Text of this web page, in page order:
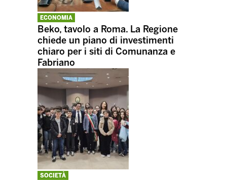
ECONOMIA
Beko, tavolo a Roma. La Regione
chiede un piano di investimenti
chiaro per i siti di Comunanza e
Fabriano
SOCIETÀ